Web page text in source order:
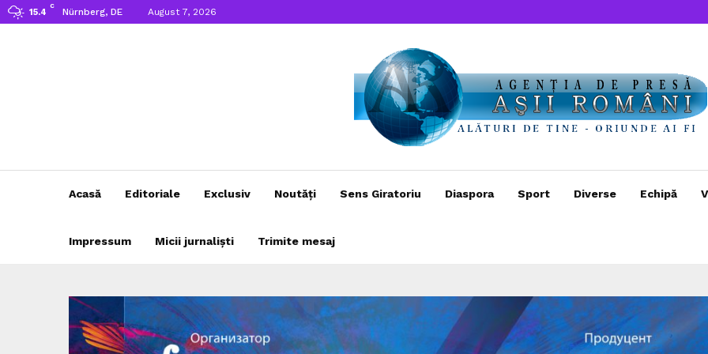
15.4
C
Nürnberg, DE August 7, 2026
Acasă Editoriale Exclusiv Noutăți Sens Giratoriu Diaspora Sport Diverse Echipă
Impressum Micii jurnaliști Trimite mesaj